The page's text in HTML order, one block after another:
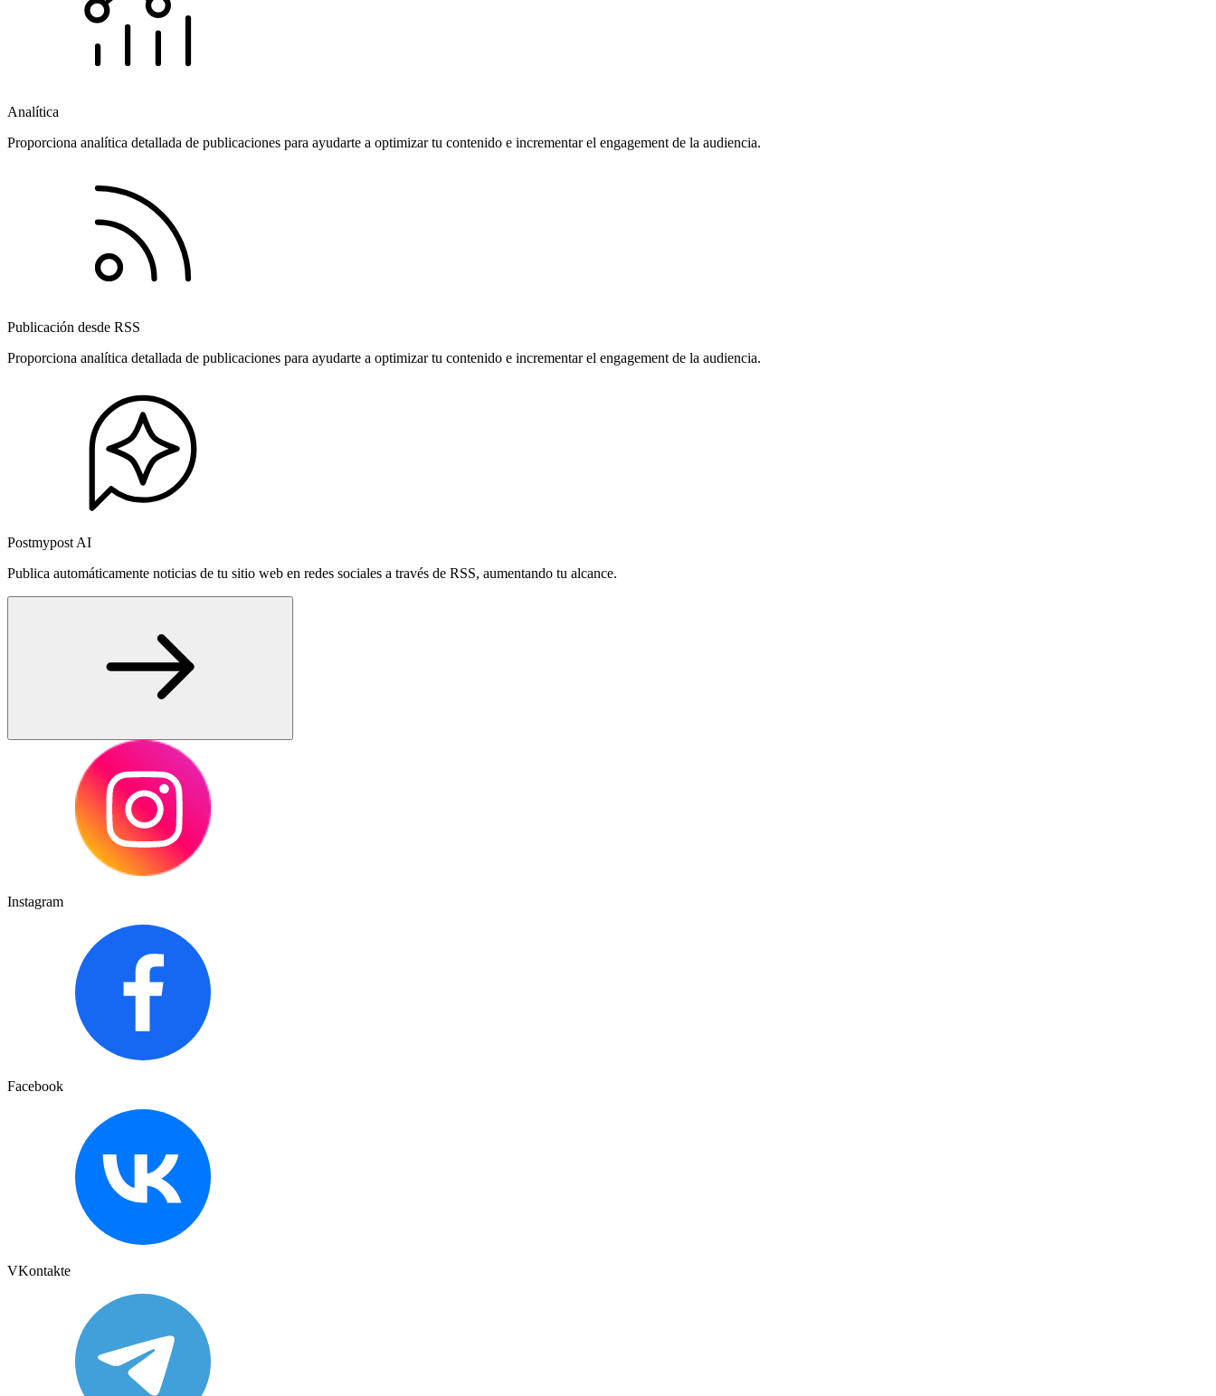
Analítica
Proporciona analítica detallada de publicaciones para ayudarte a optimizar tu contenido e incrementar el engagement de la audiencia.
Publicación desde RSS
Proporciona analítica detallada de publicaciones para ayudarte a optimizar tu contenido e incrementar el engagement de la audiencia.
Postmypost AI
Publica automáticamente noticias de tu sitio web en redes sociales a través de RSS, aumentando tu alcance.
Instagram
Facebook
VKontakte